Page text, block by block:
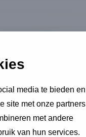
media te bieden en
site met onze partners
met andere
van hun services.
3